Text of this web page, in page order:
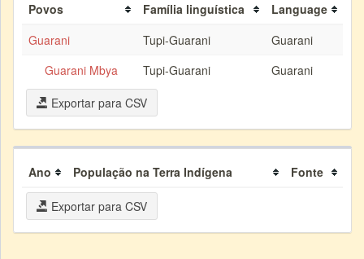
Povos Família linguística
Language
Guarani
Tupi-Guarani
Guarani
Guarani Mbya
Tupi-Guarani
Guarani
Exportar para CSV
Ano População na Terra Indígena Fonte
Exportar para CSV